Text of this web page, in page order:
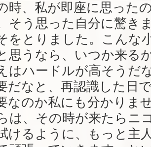
時、私が即座に思った
そう思った自分に驚き
をとりました。こんな
思うなら、いつか来る
はハードルが高そうだ
だなと、再認識した日
なのか私にも分かりま
は、その時が来たらニ
けるように、もっと主